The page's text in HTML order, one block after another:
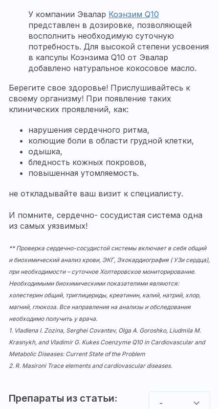
У компании Эвалар Коэнзим Q10
представлен в дозировке, позволяющей
восполнить необходимую суточную
потребность. Для высокой степени усвоения
в капсулы Коэнзима Q10 от Эвалар
добавлено натуральное кокосовое масло.
Берегите свое здоровье! Прислушивайтесь к
своему организму! При появление таких
клинических проявлений, как:
нарушения сердечного ритма,
колющие боли в области грудной клетки,
одышка,
бледность кожных покровов,
повышенная утомляемость.
не откладывайте ваш визит к специалисту.
И помните, сердечно- сосудистая система одна
из самых уязвимых!
** Проверка сердечно-сосудистой системы включает в себя общий
и биохимический анализ крови, ЭКГ, Эхокардиография ( УЗи сердца),
при необходимости – суточное Холтеровское мониторирование.
Необходимыми биохимическими показателями являются:
холестерин общий, триглицериды, креатинин, калий, натрий, хлор,
магний, глюкоза. Все направления на анализы и обследования
необходимо получить у врача.
1. Vladlena I. Zozina, Serghei Covantev, Olga A. Goroshko, Liudmila M.
Krasnykh, and Vladimir G. Kukes Coenzyme Q10 in Cardiovascular and
Metabolic Diseases: Current State of the Problem
2. R. Masironi Trace elements and cardiovascular diseases.
Препараты из статьи: -